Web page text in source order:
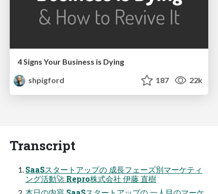
4 Signs Your Business is Dying
shpigford
187 22k
Transcript
SaaSスタートアップの 成長フェーズ別マーケティ
ング活動🚀 Repro株式会社 伊藤 直樹